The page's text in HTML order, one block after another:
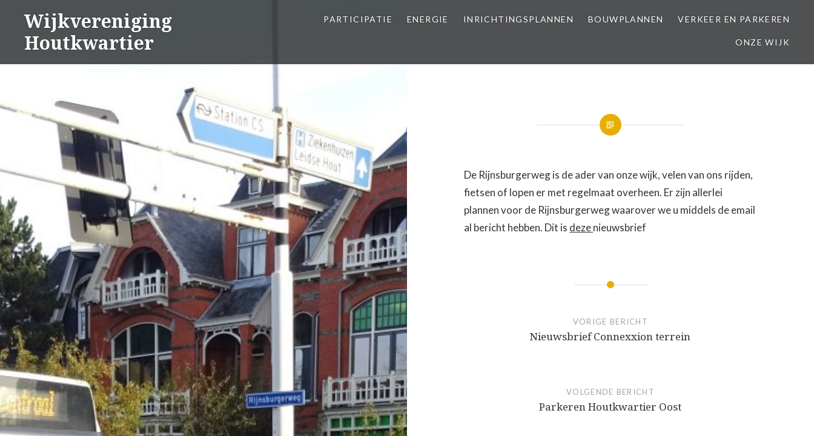
inhoud
Wijkvereniging
Houtkwartier
PARTICIPATIE ENERGIE INRICHTINGSPLANNEN BOUWPLANNEN VERKEER EN PARKEREN
ONZE WIJK
De Rijnsburgerweg is de ader van onze wijk, velen van ons rijden,
fietsen of lopen er met regelmaat overheen. Er zijn allerlei
plannen voor de Rijnsburgerweg waarover we u middels de email
al bericht hebben. Dit is dezenieuwsbrief
Bericht
VORIGE BERICHT
Nieuwsbrief Connexxion terrein
VOLGENDE BERICHT
Parkeren Houtkwartier Oost